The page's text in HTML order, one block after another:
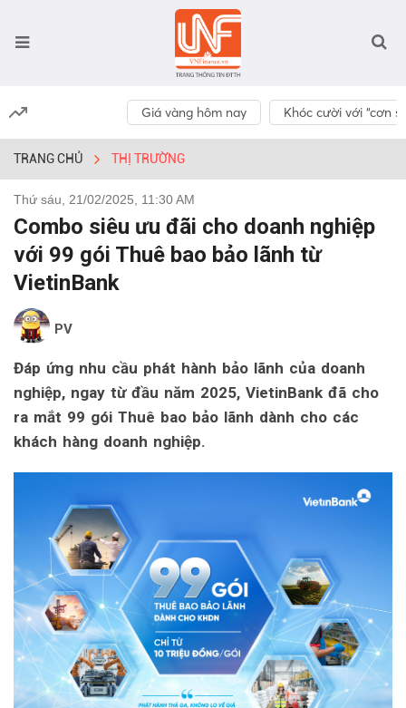
Giá vàng hôm nay Khóc cười với “cơn
TRANG CHỦ THỊ TRƯỜNG
Thứ sáu, 21/02/2025, 11:30 AM
Combo siêu ưu đãi cho doanh nghiệp
với 99 gói Thuê bao bảo lãnh từ
VietinBank
PV
Đáp ứng nhu cầu phát hành bảo lãnh của doanh
nghiệp, ngay từ đầu năm 2025, VietinBank đã cho
ra mắt 99 gói Thuê bao bảo lãnh dành cho các
khách hàng doanh nghiệp.